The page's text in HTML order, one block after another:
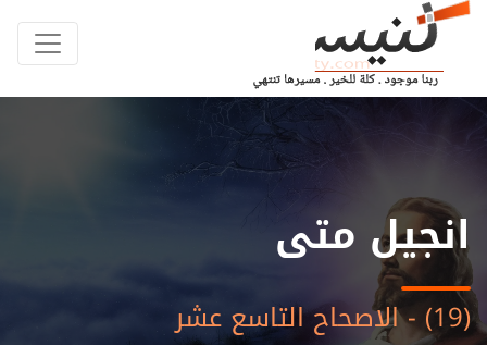
انجيل متى
(19) - الاصحاح التاسع عشر